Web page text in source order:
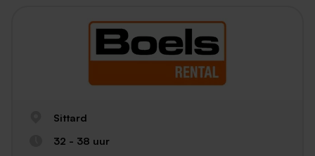
Sittard
32 - 38 uur